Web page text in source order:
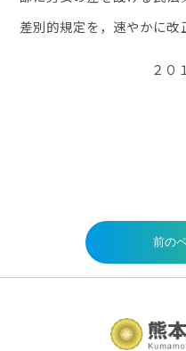
差別的規定を，速やかに改
２０